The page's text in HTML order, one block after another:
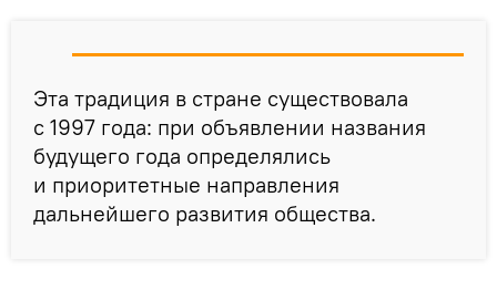
Эта традиция в стране существовала
с 1997 года: при объявлении названия
будущего года определялись
и приоритетные направления
дальнейшего развития общества.